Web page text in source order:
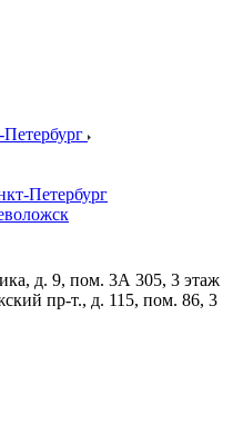
Петербург
д. 9, пом. 3А 305, 3 этаж
пр-т., д. 115, пом. 86, 3